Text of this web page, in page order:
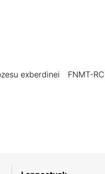
exberdinei
FNMT-